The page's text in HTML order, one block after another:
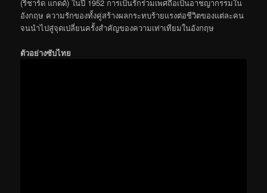
(ริชาร์ด แกดด์) ในปี 1952 การเป็นรักร่วมเพศถือเป็นอาชญากรรมใน
อังกฤษ ความรักของทั้งคู่สร้างผลกระทบร้ายแรงต่อชีวิตของแต่ละคน
จนนำไปสู่จุดเปลี่ยนครั้งสำคัญของความเท่าเทียมในอังกฤษ
ตัวอย่างซับไทย